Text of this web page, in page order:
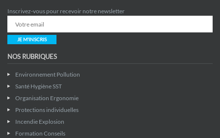
Inscrivez-vous pour recevoir notre newsletter
JE M'INSCRIS
NOS RUBRIQUES
Environnement Pollution
Santé Hygiène SST
Organisation Ergonomie
Protections individuelles
Incendie Explosion
Formation Conseils